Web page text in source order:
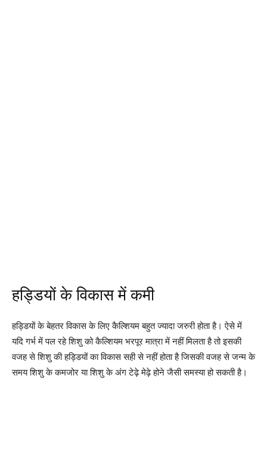
हड्डियों के विकास में कमी
हड्डियों के बेहतर विकास के लिए कैल्शियम बहुत ज्यादा जरुरी होता है। ऐसे में
यदि गर्भ में पल रहे शिशु को कैल्शियम भरपूर मात्रा में नहीं मिलता है तो इसकी
वजह से शिशु की हड्डियों का विकास सही से नहीं होता है जिसकी वजह से जन्म के
समय शिशु के कमजोर या शिशु के अंग टेढ़े मेढ़े होने जैसी समस्या हो सकती है।